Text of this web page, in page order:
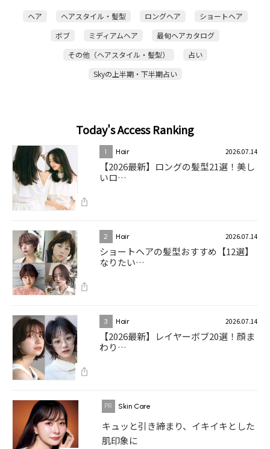
ヘア ヘアスタイル・髪型 ロングヘア
ショートヘア
ボブ
ミディアムヘア
最旬ヘアカタログ
その他（ヘアスタイル・髪型）
占い
Skyの上半期・下半期占い
Today's Access Ranking
1 Hair 2026.07.14
【2026最新】ロングの髪型21選！美し
いロ…
2 Hair 2026.07.14
ショートヘアの髪型おすすめ【12選】
なりたい…
3 Hair 2026.07.14
【2026最新】レイヤーボブ20選！顔ま
わり…
Skin Care
キュッと引き締まり、イキイキとした
肌印象に